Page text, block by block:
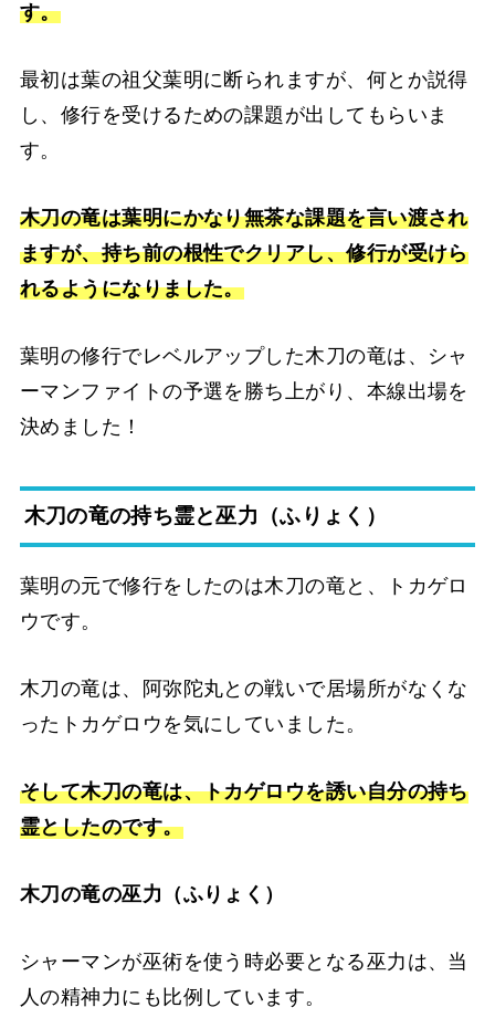
す。
最初は葉の祖父葉明に断られますが、何とか説得
し、修行を受けるための課題が出してもらいま
す。
木刀の竜は葉明にかなり無茶な課題を言い渡され
ますが、持ち前の根性でクリアし、修行が受けら
れるようになりました。
葉明の修行でレベルアップした木刀の竜は、シャ
ーマンファイトの予選を勝ち上がり、本線出場を
決めました！
木刀の竜の持ち霊と巫力（ふりょく）
葉明の元で修行をしたのは木刀の竜と、トカゲロ
ウです。
木刀の竜は、阿弥陀丸との戦いで居場所がなくな
ったトカゲロウを気にしていました。
そして木刀の竜は、トカゲロウを誘い自分の持ち
霊としたのです。
木刀の竜の巫力（ふりょく）
シャーマンが巫術を使う時必要となる巫力は、当
人の精神力にも比例しています。